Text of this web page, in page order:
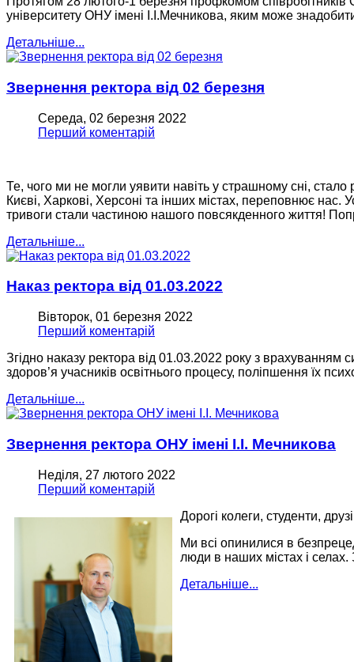
університету ОНУ імені І.І.Мечникова, яким може
Детальніше...
Звернення ректора від 02 березня
Середа, 02 березня 2022
Перший коментарій
Те, чого ми не могли уявити навіть у страшному сні,
Києві, Харкові, Херсоні та інших містах, переповнює нас.
тривоги стали частиною нашого повсякденного життя!
Детальніше...
Наказ ректора від 01.03.2022
Вівторок, 01 березня 2022
Перший коментарій
Згідно наказу ректора від 01.03.2022 року з врахуванням
здоров’я учасників освітнього процесу, поліпшення їх
Детальніше...
Звернення ректора ОНУ імені І.І. Мечникова
Неділя, 27 лютого 2022
Перший коментарій
Дорогі колеги, студенти,
Ми всі опинилися в
люди в наших містах і селах.
Детальніше...